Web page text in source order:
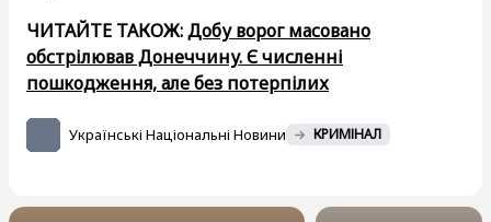
ЧИТАЙТЕ ТАКОЖ:Добу ворог масовано
обстрілював Донеччину. Є численні
пошкодження, але без потерпілих
Українські Національні Новини КРИМІНАЛ